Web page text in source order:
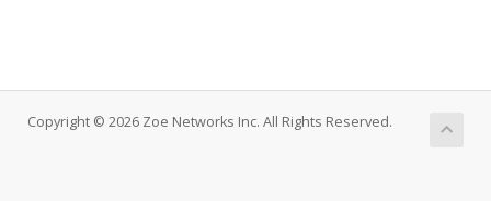
Copyright © 2026 Zoe Networks Inc. All Rights Reserved.